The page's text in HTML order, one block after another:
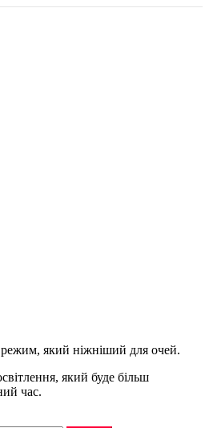
який ніжніший для очей.
який буде більш
час.